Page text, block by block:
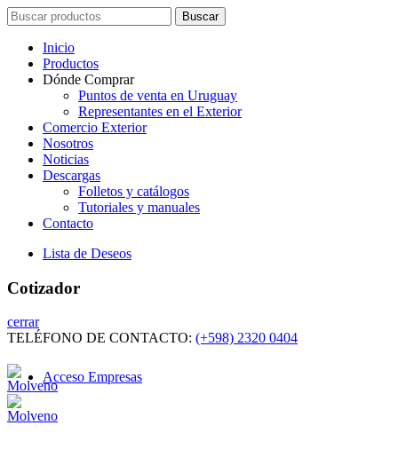
Search
for:
Buscar
Inicio
Productos
Dónde Comprar
Puntos de venta en Uruguay
Representantes en el Exterior
Comercio Exterior
Nosotros
Noticias
Descargas
Folletos y catálogos
Tutoriales y manuales
Contacto
Lista de Deseos
Cotizador
cerrar
TELÉFONO DE CONTACTO: (+598) 2320 0404
Acceso Empresas